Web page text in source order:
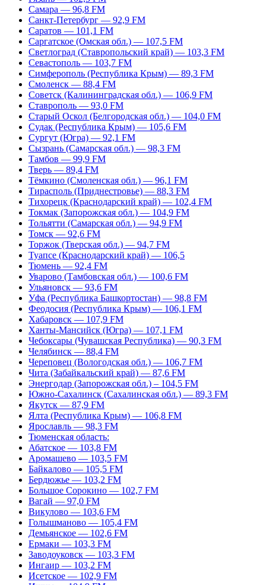
Самара — 96,8 FM
Санкт-Петербург — 92,9 FM
Саратов — 101,1 FM
Саргатское (Омская обл.) — 107,5 FM
Светлоград (Ставропольский край) — 103,3 FM
Севастополь — 103,7 FM
Симферополь (Республика Крым) — 89,3 FM
Смоленск — 88,4 FM
Советск (Калининградская обл.) — 106,9 FM
Ставрополь — 93,0 FM
Старый Оскол (Белгородская обл.) — 104,0 FM
Судак (Республика Крым) — 105,6 FM
Сургут (Югра) — 92,1 FM
Сызрань (Самарская обл.) — 98,3 FM
Тамбов — 99,9 FM
Тверь — 89,4 FM
Тёмкино (Смоленская обл.) — 96,1 FM
Тирасполь (Приднестровье) — 88,3 FM
Тихорецк (Краснодарский край) — 102,4 FM
Токмак (Запорожская обл.) — 104,9 FM
Тольятти (Самарская обл.) — 94,9 FM
Томск — 92,6 FM
Торжок (Тверская обл.) — 94,7 FM
Туапсе (Краснодарский край) — 106,5
Тюмень — 92,4 FM
Уварово (Тамбовская обл.) — 100,6 FM
Ульяновск — 93,6 FM
Уфа (Республика Башкортостан) — 98,8 FM
Феодосия (Республика Крым) — 106,1 FM
Хабаровск — 107,9 FM
Ханты-Мансийск (Югра) — 107,1 FM
Чебоксары (Чувашская Республика) — 90,3 FM
Челябинск — 88,4 FM
Череповец (Вологодская обл.) — 106,7 FM
Чита (Забайкальский край) — 87,6 FM
Энергодар (Запорожская обл.) – 104,5 FM
Южно-Сахалинск (Сахалинская обл.) — 89,3 FM
Якутск — 87,9 FM
Ялта (Республика Крым) — 106,8 FM
Ярославль — 98,3 FM
Тюменская область:
Абатское — 103,8 FM
Аромашево — 103,5 FM
Байкалово — 105,5 FM
Бердюжье — 103,2 FM
Большое Сорокино — 102,7 FM
Вагай — 97,0 FM
Викулово — 103,6 FM
Голышманово — 105,4 FM
Демьянское — 102,6 FM
Ермаки — 103,3 FM
Заводоуковск — 103,3 FM
Ингаир — 103,2 FM
Исетское — 102,9 FM